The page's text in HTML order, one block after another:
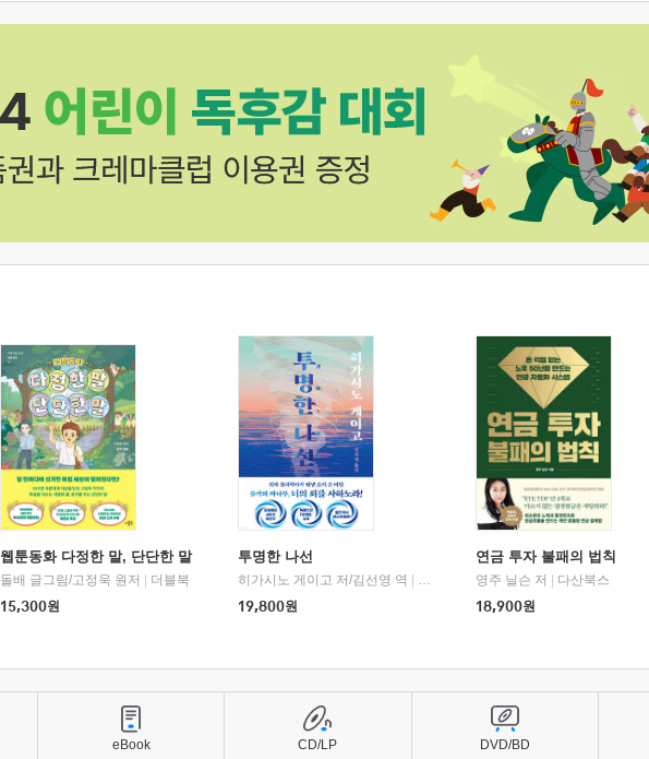
웹툰동화 다정한 말, 단단한 말
돌배 글그림/고정욱 원저
더블북
15,300원
투명한 나선
히가시노 게이고 저/김선영 역
북다
19,800원
연금 투자 불패의 법칙
영주 닐슨 저
다산북스
18,900원
eBook CD/LP DVD/BD